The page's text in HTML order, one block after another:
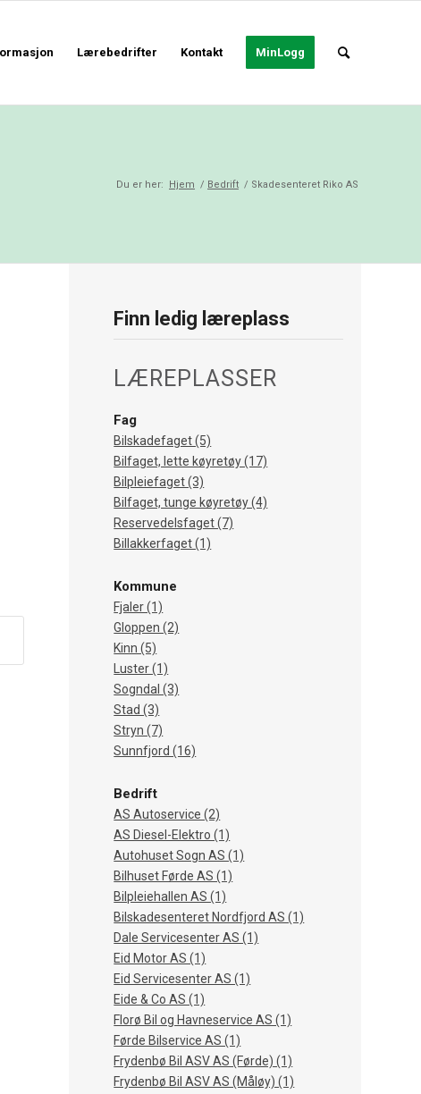
Lærebedrifter Kontakt MinLogg
Du er her: Hjem / Bedrift / Skadesenteret Riko AS
Finn ledig læreplass
LÆREPLASSER
Fag
Bilskadefaget (5)
Bilfaget, lette køyretøy (17)
Bilpleiefaget (3)
Bilfaget, tunge køyretøy (4)
Reservedelsfaget (7)
Billakkerfaget (1)
Kommune
Fjaler (1)
Gloppen (2)
Kinn (5)
Luster (1)
Sogndal (3)
Stad (3)
Stryn (7)
Sunnfjord (16)
Bedrift
AS Autoservice (2)
AS Diesel-Elektro (1)
Autohuset Sogn AS (1)
Bilhuset Førde AS (1)
Bilpleiehallen AS (1)
Bilskadesenteret Nordfjord AS (1)
Dale Servicesenter AS (1)
Eid Motor AS (1)
Eid Servicesenter AS (1)
Eide & Co AS (1)
Florø Bil og Havneservice AS (1)
Førde Bilservice AS (1)
Frydenbø Bil ASV AS (Førde) (1)
Frydenbø Bil ASV AS (Måløy) (1)